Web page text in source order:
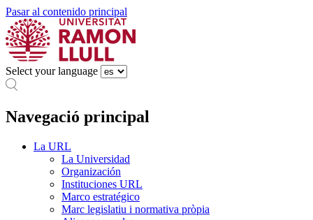
Pasar al contenido principal
Select your language
Navegació principal
La URL
La Universidad
Organización
Instituciones URL
Marco estratégico
Marc legislatiu i normativa pròpia